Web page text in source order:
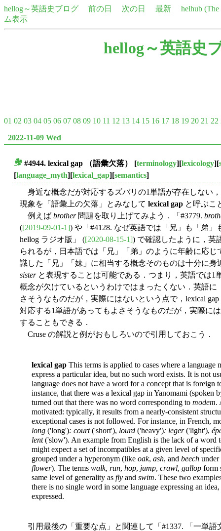
hellog～英語史ブログ 前の日 次の日 最新
helhub
ム表示
hellog～英語史
01 02 03 04 05 06 07 08 09 10 11 12 13 14 15 16 17 18 19 20 21 22
2022-11-09 Wed
#4944. lexical gap （語彙欠落） [terminology][lexicology][
[language_myth][lexical_gap][semantics]
身近な概念だが対応するズバリの1単語が存在しない
現象を「語彙上の欠落」とみなして lexical gap と呼ぶこ
例えば brother問題を取り上げてみよう．「#3779.
([2019-09-01-1]) や「#4128. なぜ英語では「兄」も「弟」
hellog ラジオ版」 ([2020-08-15-1]) で確認したように，英
られるが，日本語では「兄」「弟」のように年齢に応
識した「兄」「妹」に相当する概念そのものは十分に身
sisterと表現することは可能である．つまり，英語では1
概念が欠けているというわけではまったくない．英語
さそうなものだが，実際にはないという点で，lexical
対応する1単語があってもよさそうなものだが，実際に
することもできる．
Cruse の解説と例がおもしろいので引用しておこう．
lexical gap This terms is applied to cases where a language
express a particular idea, but no such word exists. It is not
language does not have a word for a concept that is foreign
instance, that there was a lexical gap in Yanomami (spoken
turned out that there was no word corresponding to modem.
motivated: typically, it results from a nearly-consistent
exceptional cases is not followed. For instance, in French,
long ('long'): court('short'), lourd ('heavy'): leger('light'),
lent('slow'). An example from English is the lack of a word
might expect a set of incompatibles at a given level of
grouped under a hyperonym (like oak, ash, and beech under
flower). The terms walk, run, hop, jump, crawl, gallop form
same level of generality as fly and swim. These two
there is no single word in some language expressing an
expressed.
引用最後の「重要な点」と関連して「#1337. 「一単語